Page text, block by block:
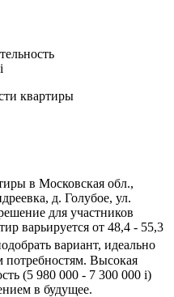
i
квартиры
в Московская обл.,
д. Голубое, ул.
для участников
варьируется от 48,4 - 55,3
вариант, идеально
Высокая
(5 980 000 - 7 300 000 i)
в будущее.